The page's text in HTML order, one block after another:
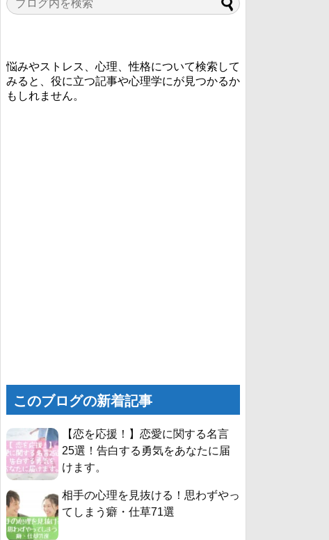
悩みやストレス、心理、性格について検索して
みると、役に立つ記事や心理学にが見つかるか
もしれません。
このブログの新着記事
【恋を応援！】恋愛に関する名言
25選！告白する勇気をあなたに届
けます。
相手の心理を見抜ける！思わずやっ
てしまう癖・仕草71選